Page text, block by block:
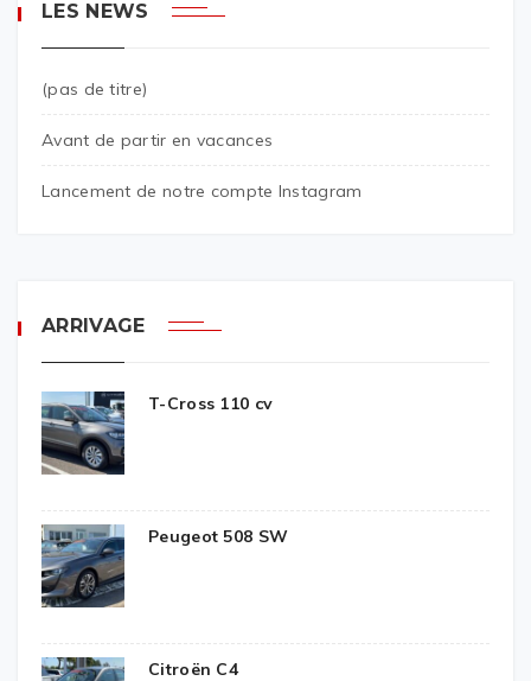
LES NEWS
(pas de titre)
Avant de partir en vacances
Lancement de notre compte Instagram
ARRIVAGE
T-Cross 110 cv
Peugeot 508 SW
Citroën C4